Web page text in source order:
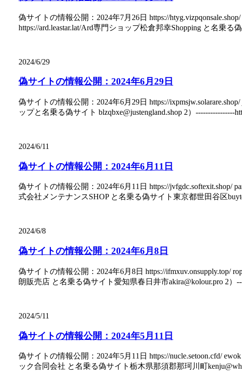
偽サイトの情報公開：2024年7月26日 https://
https://ard.leastar.lat/Ard専門ショップ松倉邦幸Shopping と名乗る
2024/6/29
偽サイトの情報公開：2024年6月29日
偽サイトの情報公開：2024年6月29日 https://
ップと名乗る偽サイト blzqbxe@justengland.shop 2）----------------
2024/6/11
偽サイトの情報公開：2024年6月11日
偽サイトの情報公開：2024年6月11日 https://jvfgdc.softexit.shop/
式会社メンテナンスSHOP と名乗る偽サイト東京都世田谷区
2024/6/8
偽サイトの情報公開：2024年6月8日
偽サイトの情報公開：2024年6月8日 https://ifmxuv.onsupply.top/
朗販売店 と名乗る偽サイト愛知県春日井市akira@kolour.pro 2）
2024/5/11
偽サイトの情報公開：2024年5月11日
偽サイトの情報公開：2024年5月11日 https://nucle.setoon.cfd/
ック合同会社 と名乗る偽サイト栃木県那須郡那珂川町